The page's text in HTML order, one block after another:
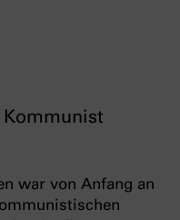
Kommunist
war von Anfang an